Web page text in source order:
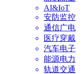
AI&IoT
安防监控
通信广电
医疗穿戴
汽车电子
能源电力
轨道交通